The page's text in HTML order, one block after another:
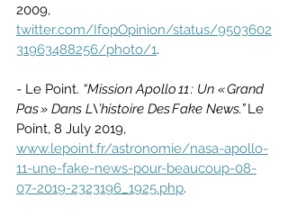
2009,
twitter.com/IfopOpinion/status/9503602
31963488256/photo/1.
- Le Point. “Mission Apollo 11 : Un « Grand
Pas » Dans L\’histoire Des Fake News.” Le
Point, 8 July 2019,
www.lepoint.fr/astronomie/nasa-apollo-
11-une-fake-news-pour-beaucoup-08-
07-2019-2323196_1925.php.